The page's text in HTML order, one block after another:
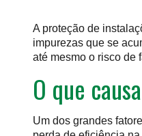
A proteção de
impurezas que se
até mesmo o risco de
O que
Um dos grandes